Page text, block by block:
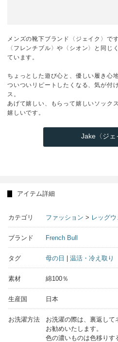
メンズの靴下ブランド〈ジェイク〉です
〈フレンチブル〉や〈シオン〉と同じ
ています。
ちょっとした遊び心と、優しい履き心
ついついリピートしたくなる、気が付
ス。
あげて嬉しい、もらって嬉しいソック
嬉しいです。
Jake〈ジェ
アイテム詳細
カテゴリ ファッション > レッグウ
ブランド French Bull
タグ 母の日 温活・冷え取り
素材 綿100％
生産国 日本
お洗濯方法
お洗濯の際は、裏返して
お勧めいたします。
色の濃いものは色移りす